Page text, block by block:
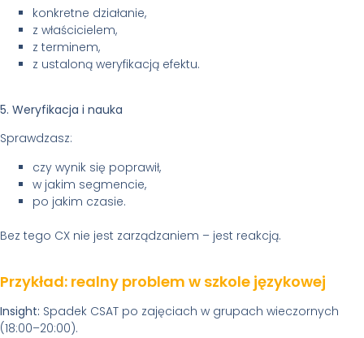
konkretne działanie,
z właścicielem,
z terminem,
z ustaloną weryfikacją efektu.
5. Weryfikacja i nauka
Sprawdzasz:
czy wynik się poprawił,
w jakim segmencie,
po jakim czasie.
Bez tego CX nie jest zarządzaniem – jest reakcją.
Przykład: realny problem w szkole językowej
Insight: Spadek CSAT po zajęciach w grupach wieczornych
(18:00–20:00).